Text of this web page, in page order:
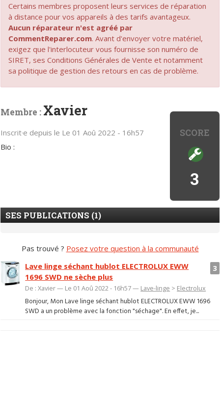
Certains membres proposent leurs services de réparation
à distance pour vos appareils à des tarifs avantageux.
Aucun réparateur n'est agréé par
CommentReparer.com. Avant d'envoyer votre matériel,
exigez que l'interlocuteur vous fournisse son numéro de
SIRET, ses Conditions Générales de Vente et notamment
sa politique de gestion des retours en cas de problème.
SCORE
3
Membre : Xavier
Inscrit·e depuis le Le 01 Aoû 2022 - 16h57
Bio :
SES PUBLICATIONS (1)
Pas trouvé ? Posez votre question à la communauté
3
Lave linge séchant hublot ELECTROLUX EWW
1696 SWD ne sèche plus
De : Xavier — Le 01 Aoû 2022 - 16h57 — Lave-linge > Electrolux
Bonjour, Mon Lave linge séchant hublot ELECTROLUX EWW 1696
SWD a un problème avec la fonction "séchage". En effet, je...